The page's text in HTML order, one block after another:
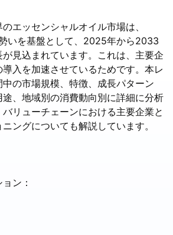
エッセンシャルオイル市場は、
いを基盤として、2025年から2033
見込まれています。これは、主要企
入を加速させているためです。本レ
の市場規模、特徴、成長パターン
、地域別の消費動向別に詳細に分析
リューチェーンにおける主要企業と
ングについても解説しています。
ン：